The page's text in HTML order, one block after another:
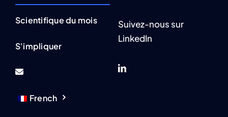
Scientifique du mois
S'impliquer
French
Suivez-nous sur
LinkedIn